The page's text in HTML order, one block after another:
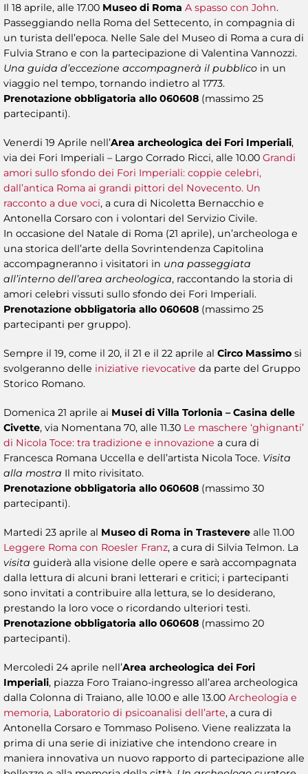
Il 18 aprile, alle 17.00 Museo di Roma A spasso con John.
Passeggiando nella Roma del Settecento, in compagnia di
un turista dell’epoca. Nelle Sale del Museo di Roma a cura di
Fulvia Strano e con la partecipazione di Valentina Vannozzi.
Una guida d’eccezione accompagnerà il pubblico in un
viaggio nel tempo, tornando indietro al 1773.
Prenotazione obbligatoria allo 060608 (massimo 25
partecipanti).
Venerdi 19 Aprile nell’Area archeologica dei Fori Imperiali,
via dei Fori Imperiali – Largo Corrado Ricci, alle 10.00 Grandi
amori sullo sfondo dei Fori Imperiali: coppie celebri,
dall’antica Roma ai grandi pittori del Novecento. Un
racconto a due voci, a cura di Nicoletta Bernacchio e
Antonella Corsaro con i volontari del Servizio Civile.
In occasione del Natale di Roma (21 aprile), un’archeologa e
una storica dell’arte della Sovrintendenza Capitolina
accompagneranno i visitatori in una passeggiata
all’interno dell’area archeologica, raccontando la storia di
amori celebri vissuti sullo sfondo dei Fori Imperiali.
Prenotazione obbligatoria allo 060608 (massimo 25
partecipanti per gruppo).
Sempre il 19, come il 20, il 21 e il 22 aprile al Circo Massimo si
svolgeranno delle iniziative rievocative da parte del Gruppo
Storico Romano.
Domenica 21 aprile ai Musei di Villa Torlonia – Casina delle
Civette, via Nomentana 70, alle 11.30 Le maschere ‘ghignanti’
di Nicola Toce: tra tradizione e innovazione a cura di
Francesca Romana Uccella e dell’artista Nicola Toce. Visita
alla mostra Il mito rivisitato.
Prenotazione obbligatoria allo 060608 (massimo 30
partecipanti).
Martedi 23 aprile al Museo di Roma in Trastevere alle 11.00
Leggere Roma con Roesler Franz, a cura di Silvia Telmon. La
visita guiderà alla visione delle opere e sarà accompagnata
dalla lettura di alcuni brani letterari e critici; i partecipanti
sono invitati a contribuire alla lettura, se lo desiderano,
prestando la loro voce o ricordando ulteriori testi.
Prenotazione obbligatoria allo 060608 (massimo 20
partecipanti).
Mercoledi 24 aprile nell’Area archeologica dei Fori
Imperiali, piazza Foro Traiano-ingresso all’area archeologica
dalla Colonna di Traiano, alle 10.00 e alle 13.00 Archeologia e
memoria, Laboratorio di psicoanalisi dell’arte, a cura di
Antonella Corsaro e Tommaso Poliseno. Viene realizzata la
prima di una serie di iniziative che intendono creare in
maniera innovativa un nuovo rapporto di partecipazione alle